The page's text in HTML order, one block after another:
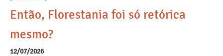
Então, Florestania foi só retórica
mesmo?
12/07/2026